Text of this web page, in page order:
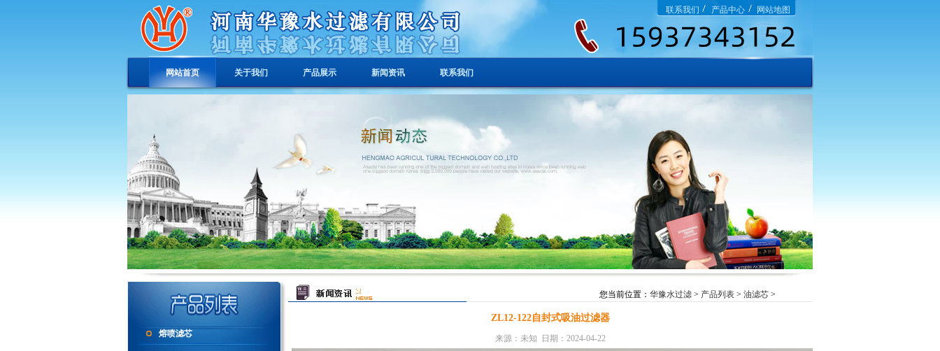
网站地图
产品中心
联系我们
网站首页 关于我们 产品展示 新闻资讯 联系我们
熔喷滤芯
您当前位置： 华豫水过滤 > 产品列表 > 油滤芯 >
ZL12-122自封式吸油过滤器
来源：未知 日期：2024-04-22